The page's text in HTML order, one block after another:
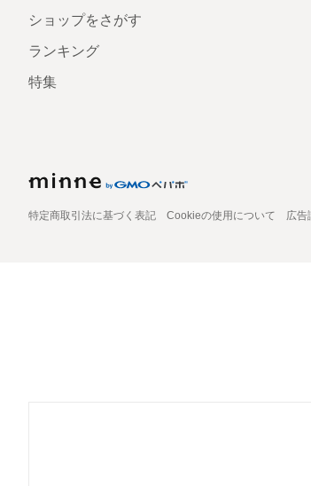
ショップをさがす
ランキング
特集
特定商取引法に基づく表記 Cookieの使用について 広告